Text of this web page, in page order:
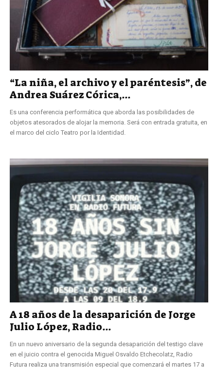
“La niña, el archivo y el paréntesis”, de
Andrea Suárez Córica,...
Es una conferencia performática que aborda las posibilidades de
objetos atesorados de alojar la memoria. Será con entrada gratuita, en
el marco del ciclo Teatro por la Identidad.
A 18 años de la desaparición de Jorge
Julio López, Radio...
En un nuevo aniversario de la segunda desaparición del testigo clave
en el juicio contra el genocida Miguel Osvaldo Etchecolatz, Radio
Futura realiza una transmisión especial que comenzará el martes 17 a